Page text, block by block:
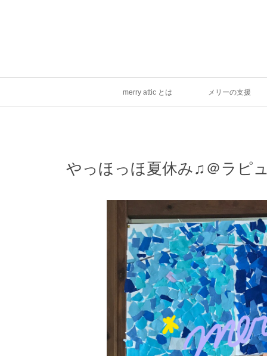
merry attic とは メリーの支援
やっほっほ夏休み♫＠ラピ